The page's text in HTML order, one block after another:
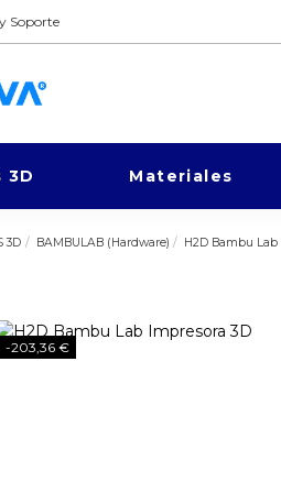
Soporte
3D Materiales
3D BAMBULAB (Hardware) H2D Bambu Lab
-203,36 €